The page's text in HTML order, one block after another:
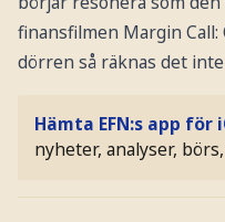
finansfilmen Margin
dörren så räknas det
Hämta EFN:s app för
nyheter, analyser,